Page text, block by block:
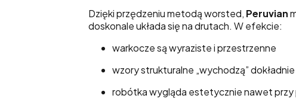
Dzięki przędzeniu metodą worsted, Peruvian
doskonale układa się na drutach. W efekcie:
warkocze są wyraziste i przestrzenne
wzory strukturalne „wychodzą”
robótka wygląda estetycznie nawet